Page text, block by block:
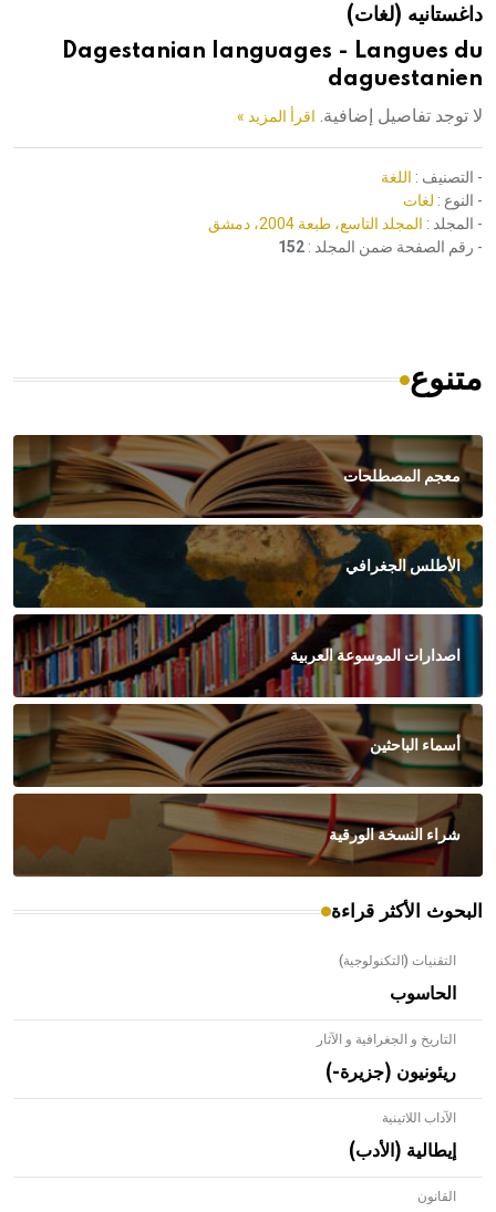
هيئة الموسوعة العربية تطلق موسوعات جديدة في عام 2026داغستانيه (لغات)
Dagestanian languages - Langues du
daguestanien
لا توجد تفاصيل إضافية. اقرأ المزيد »
- التصنيف : اللغة
- النوع : لغات
- المجلد : المجلد التاسع، طبعة 2004، دمشق
- رقم الصفحة ضمن المجلد : 152
متنوع
معجم المصطلحات
الأطلس الجغرافي
اصدارات الموسوعة العربية
أسماء الباحثين
شراء النسخة الورقية
البحوث الأكثر قراءة
التقنيات (التكنولوجية)
الحاسوب
التاريخ و الجغرافية و الآثار
ريئونيون (جزيرة-)
الآداب اللاتينية
إيطالية (الأدب)
القانون- هل تعلم أن الأبلق نوع من الفنون الهندسية التي ارتبطت